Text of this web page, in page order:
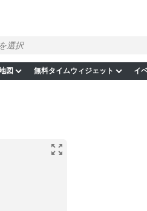
図 無料タイムウィジェット イ